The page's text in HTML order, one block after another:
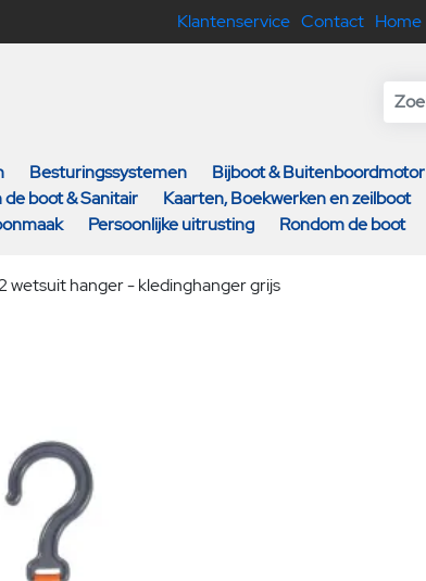
Klantenservice Contact Home
Besturingssystemen Bijboot & Buitenboordmotor
de boot & Sanitair Kaarten, Boekwerken en zeilboot
Persoonlijke uitrusting Rondom de boot
wetsuit hanger - kledinghanger grijs